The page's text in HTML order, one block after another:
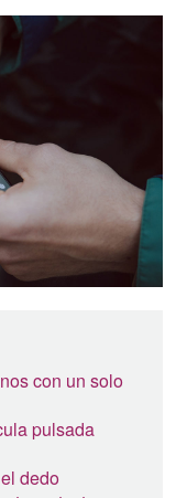
con un solo
pulsada
dedo